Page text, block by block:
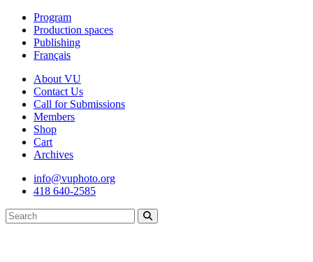
Program
Production spaces
Publishing
Français
About VU
Contact Us
Call for Submissions
Members
Shop
Cart
Archives
info@vuphoto.org
418 640-2585